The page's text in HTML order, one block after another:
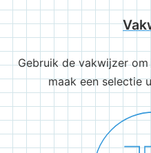
Gebruik de vakwijzer
maak een selectie